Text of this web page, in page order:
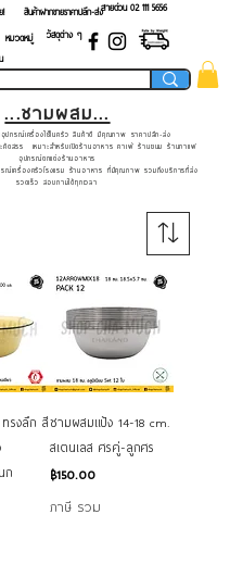
! สายด่วน 02 ​111 5656
สินค้าฝากขายราคาปลีก-ส่ง
หมวดหมู่
วัสดุต่าง ๆ
...ชามผสม...
ปกรณ์เครื่องใช้ในครัว สินค้าดี มีคุณภาพ ราคาปลีก-ส่ง
ดสรร เหมาะสำหรับเปิดร้านอาหาร คาเฟ่ ร้านขนม ร้านกาแฟ
อุปกรณ์ตกแต่งร้านอาหาร
รณ์เครื่องครัวโรงแรม ร้านอาหาร ที่มีคุณภาพ รวมถึงบริการที่ส่ง
รวดเร็ว สอบถามได้ทุกเวลา
ทรงลึก สี
ก
ชามผสมแป้ง 14-18 cm.
สเตนเลส ศรคู่-ลูกศร
ราคา
฿150.00
ภาษี รวม